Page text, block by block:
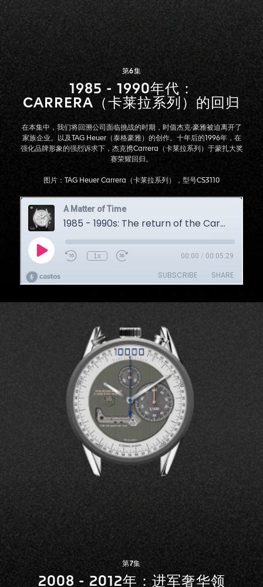
第6集
1985 - 1990年代：
CARRERA（卡莱拉系列）的回归
在本集中，我们将回溯公司面临挑战的时期，时值杰克·豪雅被迫离开了
家族企业。以及TAG Heuer（泰格豪雅）的创作。十年后的1996年，在
强化品牌形象的强烈诉求下，杰克携Carrera（卡莱拉系列）于蒙扎大奖
赛荣耀回归。
图片：TAG Heuer Carrera（卡莱拉系列），型号CS3110
第7集
2008 - 2012年：进军奢华领